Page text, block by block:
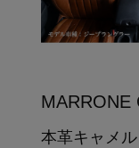
MARRONE
本革キャメル